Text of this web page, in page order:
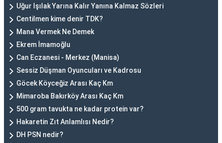
Uğur Işılak Yarına Kalır Yanına Kalmaz Sözleri
Centilmen kime denir TDK?
Mana Vermek Ne Demek
Ekrem İmamoğlu
Can Eczanesi - Merkez (Manisa)
Sessiz Düşman Oyuncuları ve Kadrosu
Göcek Köyceğiz Arası Kaç Km
Mimaroba Bakırköy Arası Kaç Km
500 gram tavukta ne kadar protein var?
Hakaretin Zıt Anlamlısı Nedir?
DH PSN nedir?